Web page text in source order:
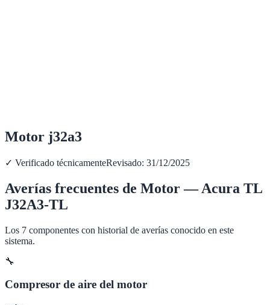
Motor j32a3
✓ Verificado técnicamenteRevisado: 31/12/2025
Averías frecuentes de Motor—Acura TL
J32A3-TL
Los 7 componentes con historial de averías conocido en este
sistema.
🔧
Compresor de aire del motor